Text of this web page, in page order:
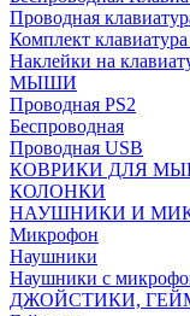
Проводная
Комплект
Наклейки на
МЫШИ
Проводная PS2
Беспроводная
Проводная USB
КОВРИКИ ДЛЯ
КОЛОНКИ
НАУШНИКИ И
Микрофон
Наушники
Наушники с
ДЖОЙСТИКИ,